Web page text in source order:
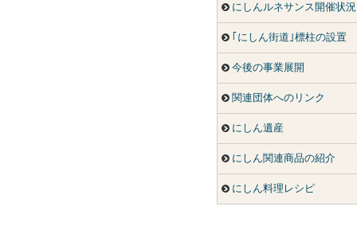
にしんルネサンス開催状況
｢にしん街道｣標柱の設置
今後の事業展開
関連団体へのリンク
にしん遺産
にしん関連商品の紹介
にしん料理レシピ